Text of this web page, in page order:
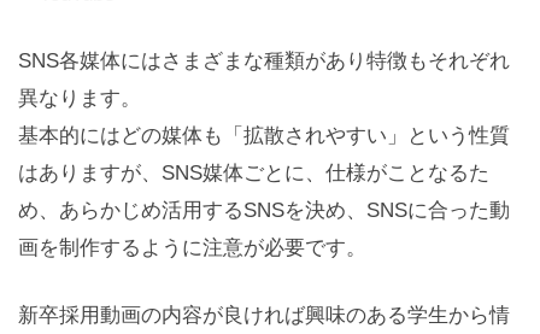
SNS各媒体にはさまざまな種類があり特徴もそれぞれ
異なります。
基本的にはどの媒体も「拡散されやすい」という性質
はありますが、SNS媒体ごとに、仕様がことなるた
め、あらかじめ活用するSNSを決め、SNSに合った動
画を制作するように注意が必要です。
新卒採用動画の内容が良ければ興味のある学生から情